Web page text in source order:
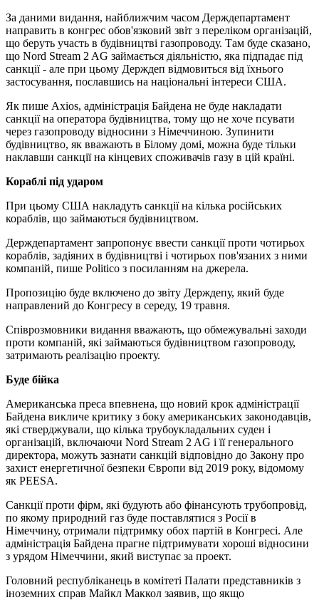
За даними видання, найближчим часом Держдепартамент
направить в конгрес обов'язковий звіт з переліком організацій,
що беруть участь в будівництві газопроводу. Там буде сказано,
що Nord Stream 2 AG займається діяльністю, яка підпадає під
санкції - але при цьому Держдеп відмовиться від їхнього
застосування, пославшись на національні інтереси США.
Як пише Axios, адміністрація Байдена не буде накладати
санкції на оператора будівництва, тому що не хоче псувати
через газопроводу відносини з Німеччиною. Зупинити
будівництво, як вважають в Білому домі, можна буде тільки
наклавши санкції на кінцевих споживачів газу в цій країні.
Кораблі під ударом
При цьому США накладуть санкції на кілька російських
кораблів, що займаються будівництвом.
Держдепартамент запропонує ввести санкції проти чотирьох
кораблів, задіяних в будівництві і чотирьох пов'язаних з ними
компаній, пише Politico з посиланням на джерела.
Пропозицію буде включено до звіту Держдепу, який буде
направлений до Конгресу в середу, 19 травня.
Співрозмовники видання вважають, що обмежувальні заходи
проти компаній, які займаються будівництвом газопроводу,
затримають реалізацію проекту.
Буде бійка
Американська преса впевнена, що новий крок адміністрації
Байдена викличе критику з боку американських законодавців,
які стверджували, що кілька трубоукладальних суден і
організацій, включаючи Nord Stream 2 AG і її генерального
директора, можуть зазнати санкцій відповідно до Закону про
захист енергетичної безпеки Європи від 2019 року, відомому
як PEESA.
Санкції проти фірм, які будують або фінансують трубопровід,
по якому природний газ буде поставлятися з Росії в
Німеччину, отримали підтримку обох партій в Конгресі. Але
адміністрація Байдена прагне підтримувати хороші відносини
з урядом Німеччини, який виступає за проект.
Головний республіканець в комітеті Палати представників з
іноземних справ Майкл Маккол заявив, що якщо